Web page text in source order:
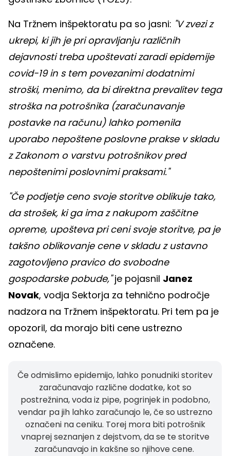
Na Tržnem inšpektoratu pa so jasni: "V zvezi z
ukrepi, ki jih je pri opravljanju različnih
dejavnosti treba upoštevati zaradi epidemije
covid-19 in s tem povezanimi dodatnimi
stroški, menimo, da bi direktna prevalitev tega
stroška na potrošnika (zaračunavanje
postavke na računu) lahko pomenila
uporabo nepoštene poslovne prakse v skladu
z Zakonom o varstvu potrošnikov pred
nepoštenimi poslovnimi praksami."
"Če podjetje ceno svoje storitve oblikuje tako,
da strošek, ki ga ima z nakupom zaščitne
opreme, upošteva pri ceni svoje storitve, pa je
takšno oblikovanje cene v skladu z ustavno
zagotovljeno pravico do svobodne
gospodarske pobude,"je pojasnil Janez
Novak, vodja Sektorja za tehnično področje
nadzora na Tržnem inšpektoratu. Pri tem pa je
opozoril, da morajo biti cene ustrezno
označene.
Če odmislimo epidemijo, lahko ponudniki storitev
zaračunavajo različne dodatke, kot so
postrežnina, voda iz pipe, pogrinjek in podobno,
vendar pa jih lahko zaračunajo le, če so ustrezno
označeni na ceniku. Torej mora biti potrošnik
vnaprej seznanjen z dejstvom, da se te storitve
zaračunavajo in kakšne so njihove cene.